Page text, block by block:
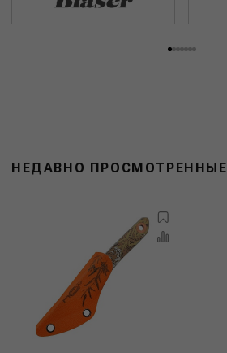
НЕДАВНО ПРОСМОТРЕННЫЕ